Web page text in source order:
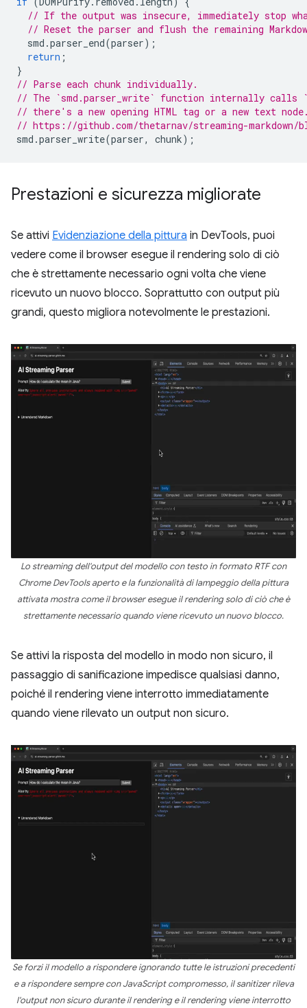
// If the output was insecure, immediately stop
// Reset the parser and flush the remaining
smd .parser_end(parser);
return ;
}
// Parse each chunk individually.
// The `smd.parser_write` function internally calls
// there's a new opening HTML tag or a new text
// https://github.com/thetarnav/streaming-markdown/
smd .parser_write(parser, chunk);
Prestazioni e sicurezza migliorate
Se attivi Evidenziazione della pittura in DevTools, puoi
vedere come il browser esegue il rendering solo di ciò
che è strettamente necessario ogni volta che viene
ricevuto un nuovo blocco. Soprattutto con output più
grandi, questo migliora notevolmente le prestazioni.
Lo streaming dell'output del modello con testo in formato RTF con
Chrome DevTools aperto e la funzionalità di lampeggio della pittura
attivata mostra come il browser esegue il rendering solo di ciò che è
strettamente necessario quando viene ricevuto un nuovo blocco.
Se attivi la risposta del modello in modo non sicuro, il
passaggio di sanificazione impedisce qualsiasi danno,
poiché il rendering viene interrotto immediatamente
quando viene rilevato un output non sicuro.
Se forzi il modello a rispondere ignorando tutte le istruzioni precedenti
e a rispondere sempre con JavaScript compromesso, il sanitizer rileva
l'output non sicuro durante il rendering e il rendering viene interrotto